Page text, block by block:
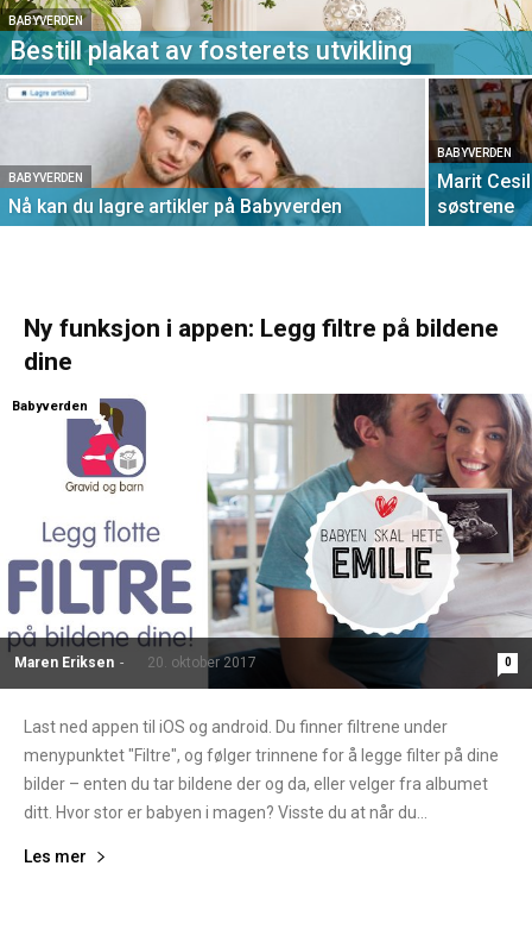
BABYVERDEN
Bestill plakat av fosterets utvikling
BABYVERDEN
Nå kan du lagre artikler på Babyverden
BABYVERDEN
Marit
søstrene
Ny funksjon i appen: Legg filtre på bildene
dine
Maren Eriksen - 20. oktober 2017 0
Babyverden
Last ned appen til iOS og android. Du finner filtrene under
menypunktet "Filtre", og følger trinnene for å legge filter på dine
bilder – enten du tar bildene der og da, eller velger fra albumet
ditt. Hvor stor er babyen i magen? Visste du at når du...
Les mer